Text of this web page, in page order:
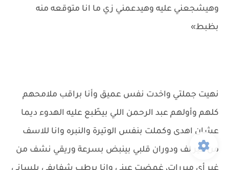
وهيشجعني عليه وهيدعمني زي ما انا متوقعه منه
بظبط»
نهيت جملتي واخدت نفس عميق وأنا براقب ملامحهم
كلهم وأولهم عبد الرحمن اللي بيطّبع عليه الهدوء ديما
عشان اهدى وكملت بنفس الوتيرة والنبره وانا للاسف
من غير لف ودوران قلبي بينبض بسرعة وريقي نشف من